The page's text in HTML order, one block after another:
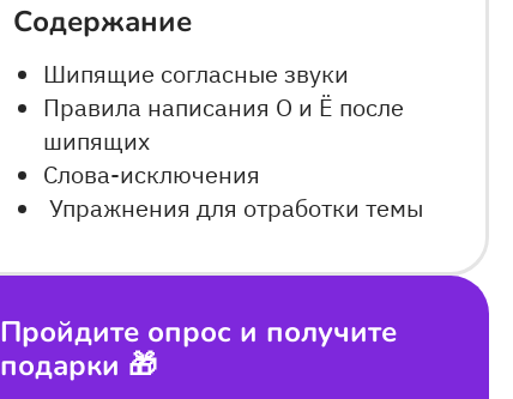
Содержание
Шипящие согласные звуки
Правила написания О и Ё после
шипящих
Слова-исключения
Упражнения для отработки темы
Пройдите опрос и получите
подарки 🎁